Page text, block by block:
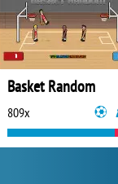
Basket Random
809x